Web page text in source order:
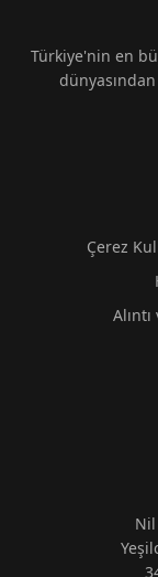
Türkiye'nin en
Çerez